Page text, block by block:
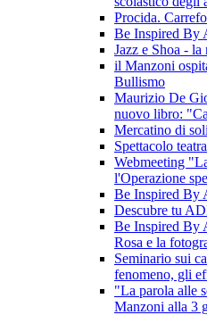
Procida.
Be Inspired By
Jazz e Shoa - la
il Manzoni
Bullismo
Maurizio De
nuovo libro:
Mercatino di
Spettacolo
Webmeeting
l'Operazione
Be Inspired By
Descubre tu
Be Inspired By
Rosa e la
Seminario sui
fenomeno, gli
"La parola alle
Manzoni alla 3